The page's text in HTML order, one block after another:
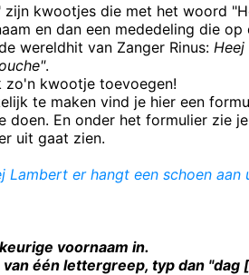
kwootjes die met het woord
en dan een mededeling die op
wereldhit van Zanger Rinus:
.
kwootje toevoegen!
te maken vind je hier een
doen. En onder het formulier zie
uit gaat zien.
Lambert er hangt een schoen aan
voornaam in.
één lettergreep, typ dan "dag